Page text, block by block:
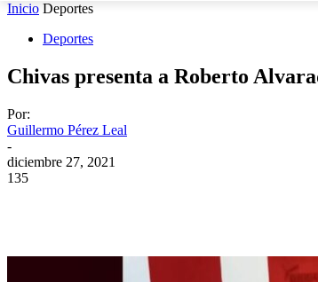
Inicio Deportes
Deportes
Chivas presenta a Roberto
Por:
Guillermo Pérez Leal
-
diciembre 27, 2021
135